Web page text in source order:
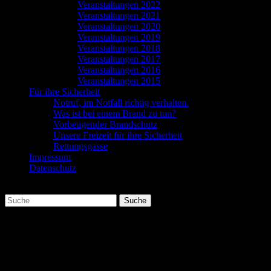
Veranstaltungen 2022
Veranstaltungen 2021
Veranstaltungen 2020
Veranstaltungen 2019
Veranstaltungen 2018
Veranstaltungen 2017
Veranstaltungen 2016
Veranstaltungen 2015
Für ihre Sicherheit
Notruf, im Notfall richtig verhalten.
Was ist bei einem Brand zu tun?
Vorbeugender Brandschutz
Unsere Freizeit für ihre Sicherheit
Rettungsgasse
Impressum
Datenschutz
Suche
nach: